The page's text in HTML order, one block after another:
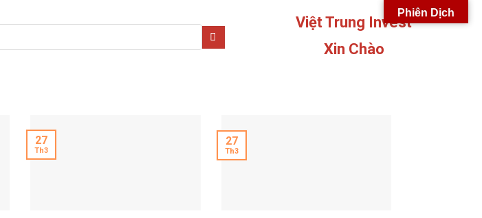
Việt Trung Invest
Xin Chào
27
Th3
27
Th3
Phiên Dịch